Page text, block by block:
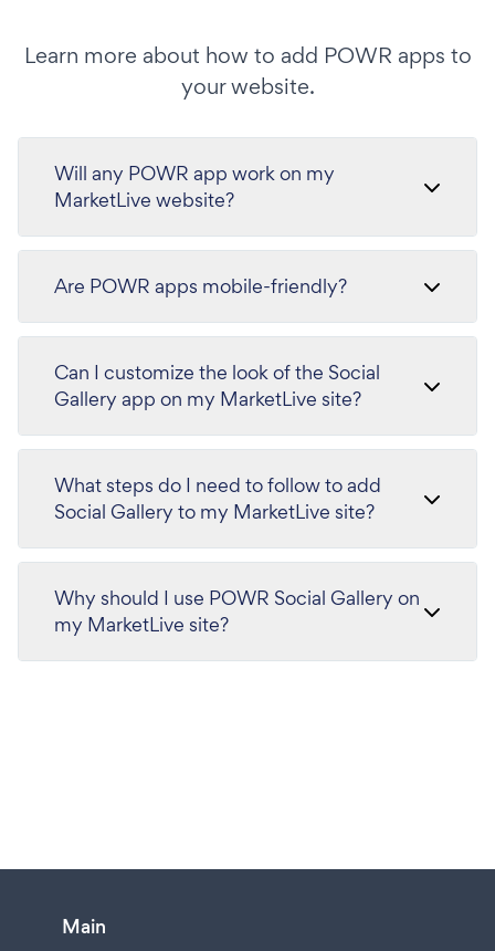
Learn more about how to add POWR apps to
your website.
Will any POWR app work on my
MarketLive website?
Are POWR apps mobile-friendly?
Can I customize the look of the Social
Gallery app on my MarketLive site?
What steps do I need to follow to add
Social Gallery to my MarketLive site?
Why should I use POWR Social Gallery on
my MarketLive site?
Main